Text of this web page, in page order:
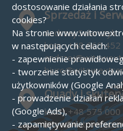
Sprzedaż i
Andrzej Solarczyk
kom :+48 660 452
Quady i
kom :+48 575
dostosowanie działania
cookies?
Na stronie
w następujących celach:
- zapewnienie
- tworzenie statystyk
użytkowników (Google
- prowadzenie działań
(Google Ads),
- zapamiętywanie